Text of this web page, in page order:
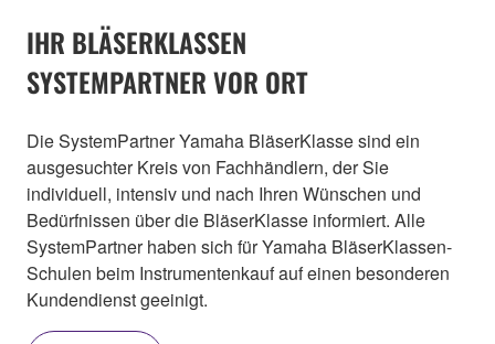
IHR BLÄSERKLASSEN
SYSTEMPARTNER VOR ORT
Die SystemPartner Yamaha BläserKlasse sind ein
ausgesuchter Kreis von Fachhändlern, der Sie
individuell, intensiv und nach Ihren Wünschen und
Bedürfnissen über die BläserKlasse informiert. Alle
SystemPartner haben sich für Yamaha BläserKlassen-
Schulen beim Instrumentenkauf auf einen besonderen
Kundendienst geeinigt.